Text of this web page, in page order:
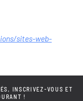
sites-web-
INSCRIVEZ-VOUS ET
!